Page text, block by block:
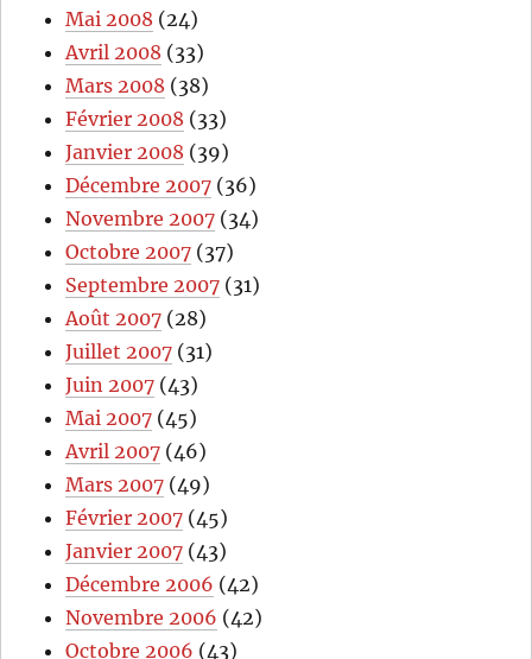
Mai 2008 (24)
Avril 2008 (33)
Mars 2008 (38)
Février 2008 (33)
Janvier 2008 (39)
Décembre 2007 (36)
Novembre 2007 (34)
Octobre 2007 (37)
Septembre 2007 (31)
Août 2007 (28)
Juillet 2007 (31)
Juin 2007 (43)
Mai 2007 (45)
Avril 2007 (46)
Mars 2007 (49)
Février 2007 (45)
Janvier 2007 (43)
Décembre 2006 (42)
Novembre 2006 (42)
Octobre 2006 (43)